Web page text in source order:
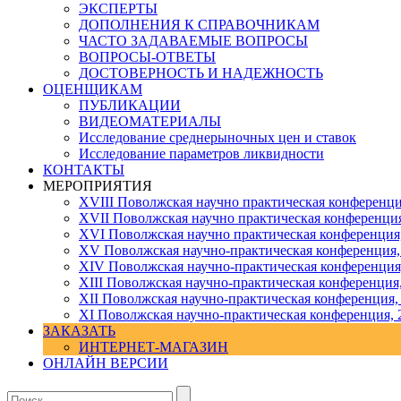
ЭКСПЕРТЫ
ДОПОЛНЕНИЯ К СПРАВОЧНИКАМ
ЧАСТО ЗАДАВАЕМЫЕ ВОПРОСЫ
ВОПРОСЫ-ОТВЕТЫ
ДОСТОВЕРНОСТЬ И НАДЕЖНОСТЬ
ОЦЕНЩИКАМ
ПУБЛИКАЦИИ
ВИДЕОМАТЕРИАЛЫ
Исследование среднерыночных цен и ставок
Исследование параметров ликвидности
КОНТАКТЫ
МЕРОПРИЯТИЯ
XVIII Поволжская научно практическая
XVII Поволжская научно практическая
XVI Поволжская научно практическая
ХV Поволжская научно-практическая
ХIV Поволжская научно-практическая
ХIII Поволжская научно-практическая
ХII Поволжская научно-практическая конференция,
XI Поволжская научно-практическая конференция,
ЗАКАЗАТЬ
ИНТЕРНЕТ-МАГАЗИН
ОНЛАЙН ВЕРСИИ